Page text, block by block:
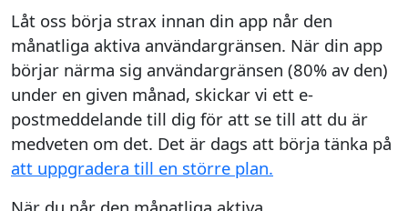
Låt oss börja strax innan din app når den
månatliga aktiva användargränsen. När din app
börjar närma sig användargränsen (80% av den)
under en given månad, skickar vi ett e-
postmeddelande till dig för att se till att du är
medveten om det. Det är dags att börja tänka på
att uppgradera till en större plan.